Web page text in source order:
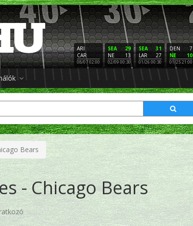
ARI
CAR
08/07 02:00
29
SEA
13
NE
02/09 00:30
31
SEA
27
LAR
01/26 00:30
7
DEN
10
NE
01/25 21:00
Bears
- Chicago Bears